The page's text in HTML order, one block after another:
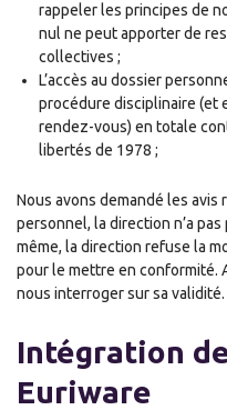
rappeler les principes de
nul ne peut apporter de
collectives ;
L’accès au dossier
procédure disciplinaire (et
rendez-vous) en totale
libertés de 1978 ;
Nous avons demandé les
personnel, la direction n’a
même, la direction refuse la
pour le mettre en conformité.
nous interroger sur sa validité.
Intégration
Euriware